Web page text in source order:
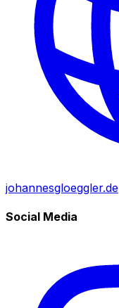
johannesgloeggler.de
Social Media